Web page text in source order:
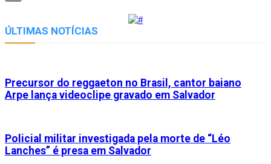
Link
ÚLTIMAS NOTÍCIAS
Precursor do reggaeton no Brasil, cantor baiano
Arpe lança videoclipe gravado em Salvador
Policial militar investigada pela morte de “Léo
Lanches” é presa em Salvador